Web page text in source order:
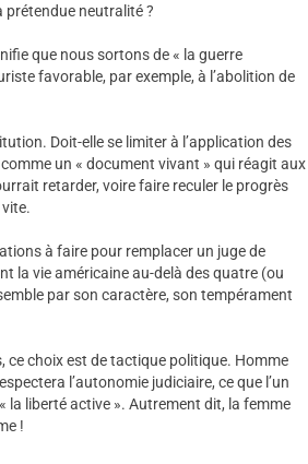
neutralité ?
que nous sortons de « la guerre
favorable, par exemple, à l’abolition de
Doit-elle se limiter à l’application des
un « document vivant » qui réagit aux
retarder, voire faire reculer le progrès
à faire pour remplacer un juge de
la vie américaine au-delà des quatre (ou
par son caractère, son tempérament
ce choix est de tactique politique. Homme
l’autonomie judiciaire, ce que l’un
la liberté active ». Autrement dit, la femme
!